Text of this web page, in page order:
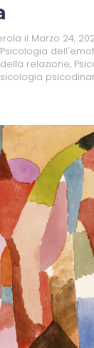
il Marzo 24,
Psicologia
relazione,